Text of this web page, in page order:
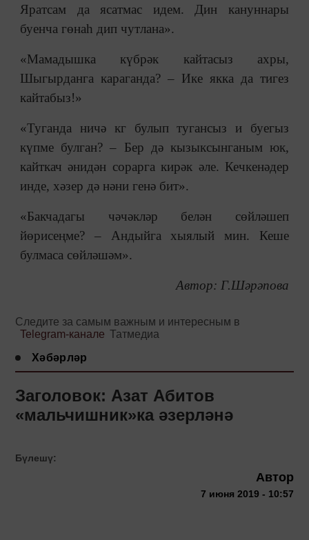
Яратсам да ясатмас идем. Дин кануннары
буенча гөнаһ дип чутлана».
«Мамадышка күбрәк кайтасыз ахры,
Шыгырданга караганда? ‒ Ике якка да тигез
кайтабыз!»
«Туганда ничә кг булып тугансыз и буегыз
күпме булган? ‒ Бер дә кызыксынганым юк,
кайткач әнидән сорарга кирәк әле. Кечкенәдер
инде, хәзер дә нәни генә бит».
«Бакчадагы чәчәкләр белән сөйләшеп
йөрисеңме? ‒ Андыйга хыялый мин. Кеше
булмаса сөйләшәм».
Автор: Г.Шәрәпова
Следите за самым важным и интересным в
Telegram-канале Татмедиа
Хәбәрләр
Заголовок: Азат Абитов
«мальчишник»ка әзерләнә
Бүлешү:
Автор
7 июня 2019 - 10:57